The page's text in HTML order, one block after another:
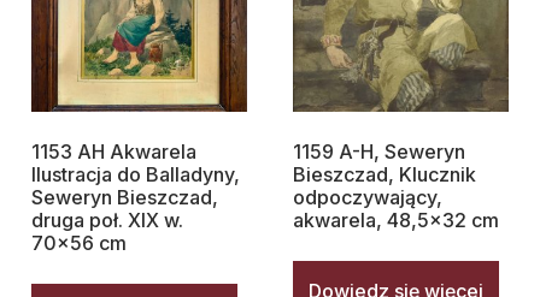
1153 AH Akwarela
Ilustracja do Balladyny,
Seweryn Bieszczad,
druga poł. XIX w.
70×56 cm
1159 A-H, Seweryn
Bieszczad, Klucznik
odpoczywający,
akwarela, 48,5×32 cm
Dowiedz się więcej